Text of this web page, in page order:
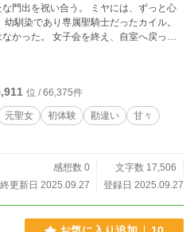
う。 ミヤには、ずっと心
馴染であり専属聖騎士だったカイル。
、自室へ戻った
つも通り無邪気に振る舞うミヤに、彼
っとこれが、カイルと過ごす最後の夜
イルを受け入れた。 元聖女と幼
位 / 66,375件
元聖女 初体験 勘違い
甘々
感想数 0
文字数 17,506
更新日 2025.09.27
登録日 2025.09.27